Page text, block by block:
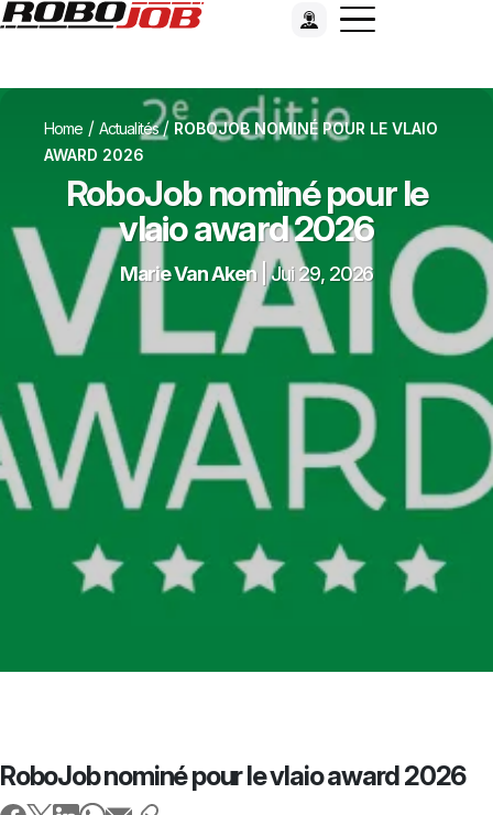
Home / Actualités/ ROBOJOB NOMINÉ POUR LE VLAIO
AWARD 2026
RoboJob nominé pour le
vlaio award 2026
Marie Van Aken|Jui 29, 2026
RoboJob nominé pour le vlaio award 2026